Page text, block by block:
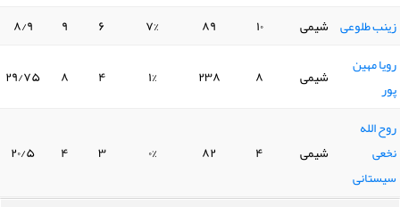
۸/۹
۹ ۶ ۷% ۸۹ ۱۰ شیمی زینب طلوعی
۲۹/۷۵ ۸ ۴ ۱% ۲۳۸ ۸ شیمی
رویا مهین
پور
۲۰/۵ ۴ ۳ ۰% ۸۲ ۴ شیمی
روح الله
نخعی
سیستانی